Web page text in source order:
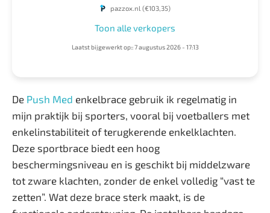
pazzox.nl (€103,35)
Toon alle verkopers
Laatst bijgewerkt op:: 7 augustus 2026 - 17:13
De Push Med enkelbrace gebruik ik regelmatig in
mijn praktijk bij sporters, vooral bij voetballers met
enkelinstabiliteit of terugkerende enkelklachten.
Deze sportbrace biedt een hoog
beschermingsniveau en is geschikt bij middelzware
tot zware klachten, zonder de enkel volledig “vast te
zetten”. Wat deze brace sterk maakt, is de